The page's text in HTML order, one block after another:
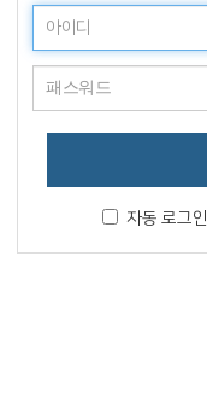
자동 로그인